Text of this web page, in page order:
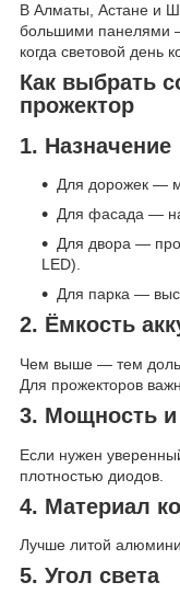
В Алматы, Астане и
большими панелями
когда световой день
Как выбрать
прожектор
1. Назначение
Для дорожек —
Для фасада —
Для двора —
LED).
Для парка —
2. Ёмкость
Чем выше — тем
Для прожекторов
3. Мощность и
Если нужен
плотностью диодов.
4. Материал
Лучше литой
5. Угол света